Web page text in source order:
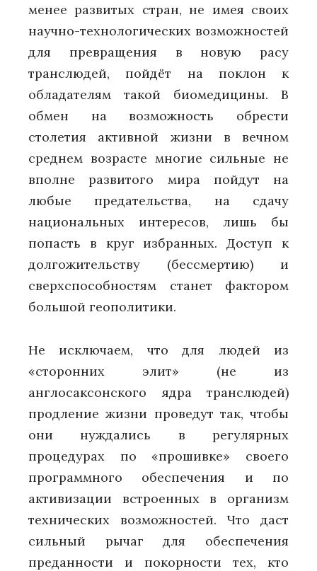
менее развитых стран, не имея своих
научно-технологических возможностей
для превращения в новую расу
транслюдей, пойдёт на поклон к
обладателям такой биомедицины. В
обмен на возможность обрести
столетия активной жизни в вечном
среднем возрасте многие сильные не
вполне развитого мира пойдут на
любые предательства, на сдачу
национальных интересов, лишь бы
попасть в круг избранных. Доступ к
долгожительству (бессмертию) и
сверхспособностям станет фактором
большой геополитики.
Не исключаем, что для людей из
«сторонних элит» (не из
англосаксонского ядра транслюдей)
продление жизни проведут так, чтобы
они нуждались в регулярных
процедурах по «прошивке» своего
программного обеспечения и по
активизации встроенных в организм
технических возможностей. Что даст
сильный рычаг для обеспечения
преданности и покорности тех, кто